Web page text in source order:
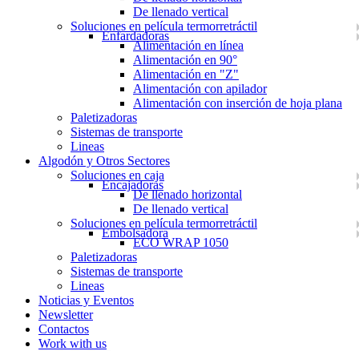
De llenado vertical
Soluciones en película termorretráctil
Enfardadoras
Alimentación en línea
Alimentación en 90°
Alimentación en "Z"
Alimentación con apilador
Alimentación con inserción de hoja plana
Paletizadoras
Sistemas de transporte
Lineas
Algodón y Otros Sectores
Soluciones en caja
Encajadoras
De llenado horizontal
De llenado vertical
Soluciones en película termorretráctil
Embolsadora
ECO WRAP 1050
Paletizadoras
Sistemas de transporte
Lineas
Noticias y Eventos
Newsletter
Contactos
Work with us